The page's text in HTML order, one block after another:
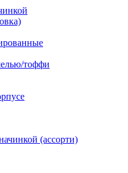
тоффи
(ассорти)